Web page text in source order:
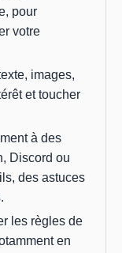
pour
votre
images,
et toucher
à des
Discord ou
des astuces
les règles de
en